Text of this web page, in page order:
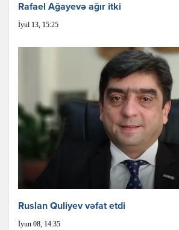
Rafael Ağayevə ağır itki
İyul 13, 15:25
Ruslan Quliyev vəfat etdi
İyun 08, 14:35